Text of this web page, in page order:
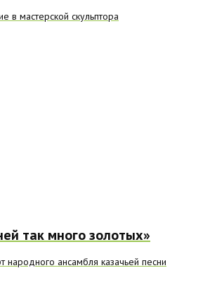
в мастерской скульптора
так много золотых»
ансамбля казачьей песни